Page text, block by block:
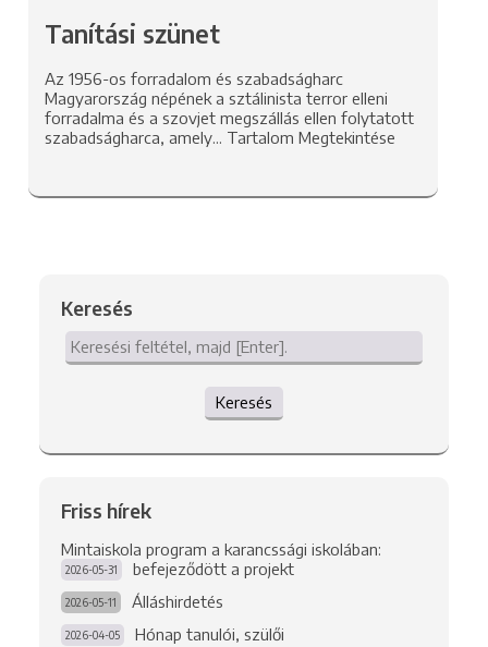
Tanítási szünet
Az 1956-os forradalom és szabadságharc
Magyarország népének a sztálinista terror elleni
forradalma és a szovjet megszállás ellen folytatott
szabadságharca, amely... Tartalom Megtekintése
Keresés
Keresés
Friss hírek
Mintaiskola program a karancssági iskolában:
befejeződött a projekt
2026-05-31
Álláshirdetés
2026-05-11
Hónap tanulói, szülői
2026-04-05